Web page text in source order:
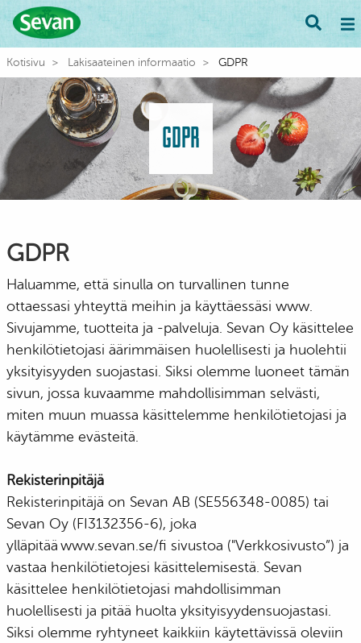
Kotisivu Lakisaateinen informaatio GDPR
GDPR
GDPR
Haluamme, että sinulla on turvallinen tunne
ottaessasi yhteyttä meihin ja käyttäessäsi www.
Sivujamme, tuotteita ja -palveluja. Sevan Oy käsittelee
henkilötietojasi äärimmäisen huolellisesti ja huolehtii
yksityisyyden suojastasi. Siksi olemme luoneet tämän
sivun, jossa kuvaamme mahdollisimman selvästi,
miten muun muassa käsittelemme henkilötietojasi ja
käytämme evästeitä.
Rekisterinpitäjä
Rekisterinpitäjä on Sevan AB (SE556348-0085) tai
Sevan Oy (FI3132356-6), joka
ylläpitää www.sevan.se/fi sivustoa ("Verkkosivusto”) ja
vastaa henkilötietojesi käsittelemisestä. Sevan
käsittelee henkilötietojasi mahdollisimman
huolellisesti ja pitää huolta yksityisyydensuojastasi.
Siksi olemme ryhtyneet kaikkiin käytettävissä oleviin